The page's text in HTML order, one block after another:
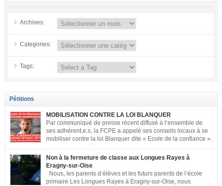
Archives:
Categories:
Tags:
Pétitions
MOBILISATION CONTRE LA LOI BLANQUER
Par communiqué de presse récent diffusé à l’ensemble de
ses adhérent.e.s, la FCPE a appelé ses conseils locaux à se
mobiliser contre la loi Blanquer dite « Ecole de la confiance ».
met à votre disposition ce kit de mobilisation comprenant : 1 affiche
appelant […]
Non à la fermeture de classe aux Longues Rayes à
Eragny-sur-Oise
Nous, les parents d’élèves et les futurs parents de l’école
primaire Les Longues Rayes à Eragny-sur-Oise, nous